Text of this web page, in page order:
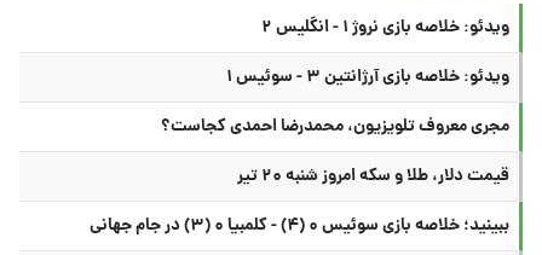
ویدئو: خلاصه بازی نروژ ۱ - انگلیس ۲
ویدئو: خلاصه بازی آرژانتین ۳ - سوئیس ۱
مجری معروف تلویزیون، محمدرضا احمدی کجاست؟
قیمت دلار، طلا و سکه امروز شنبه ۲۰ تیر
ببینید؛ خلاصه بازی سوئیس ۰ (۴) - کلمبیا ۰ (۳) در جام جهانی